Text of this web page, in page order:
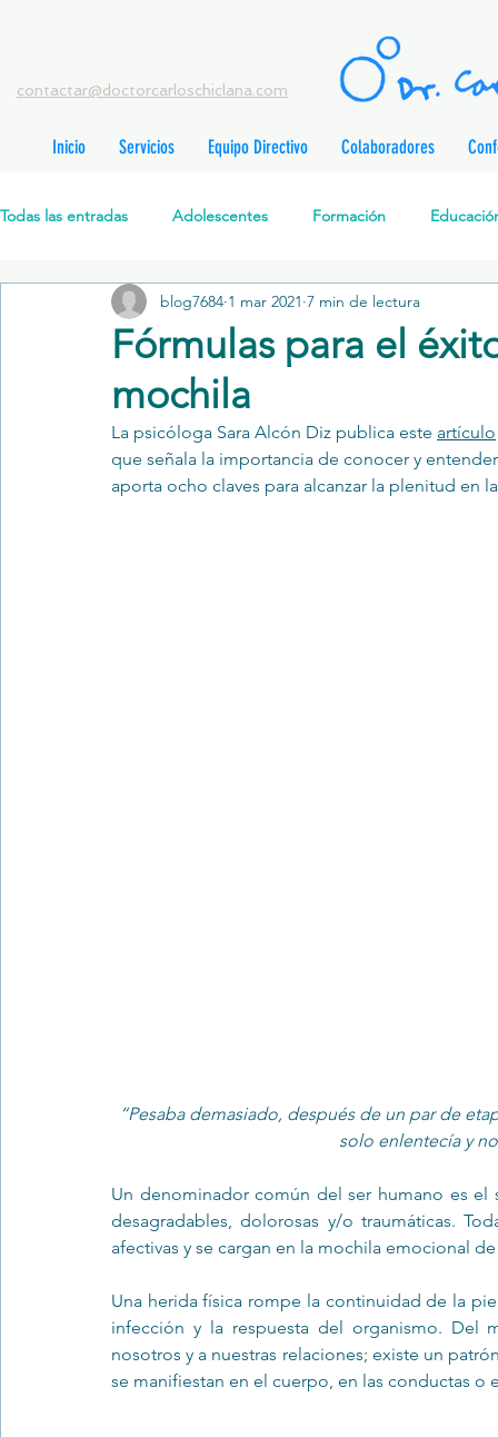
contactar@doctorcarloschiclana.com
Inicio Servicios Equipo Directivo Colaboradores
Todas las entradas Adolescentes Formación
Salud Mental Perinatal Psicoterapia Cognitivo-Analítica
Formación profesionales
Promoción de la salud mental Relaciones de pareja
Fórmulas para el
mochila
blog7684 1 mar 2021 7 min de lectura
La psicóloga Sara Alcón Diz publica este artículo
que señala la importancia de conocer y
aporta ocho claves para alcanzar la plenitud en
“Pesaba demasiado, después de un par de
solo enlentecía y
Un denominador común del ser humano es el
desagradables, dolorosas y/o traumáticas.
afectivas y se cargan en la mochila emocional
Una herida física rompe la continuidad de la
infección y la respuesta del organismo. Del
nosotros y a nuestras relaciones; existe un
se manifiestan en el cuerpo, en las conductas o